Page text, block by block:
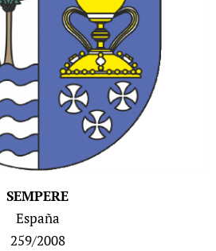
SEMPERE
España
259/2008